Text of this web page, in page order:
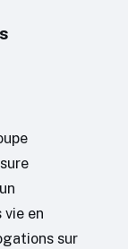
en
sur